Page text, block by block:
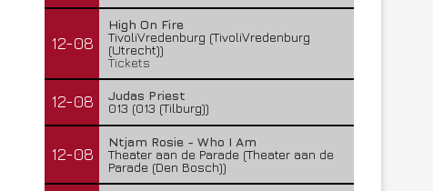
12-08
High On Fire
TivoliVredenburg (TivoliVredenburg
(Utrecht))
Tickets
12-08
Judas Priest
013 (013 (Tilburg))
12-08
Ntjam Rosie - Who I Am
Theater aan de Parade (Theater aan de
Parade (Den Bosch))